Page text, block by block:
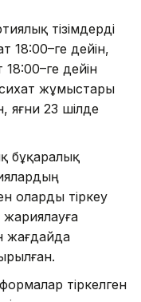
тізімдерді
18:00–ге дейін,
дейін
жұмыстары
яғни 23 шілде
бұқаралық
оларды тіркеу
жағдайда
тіркелген